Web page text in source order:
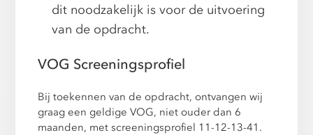
dit noodzakelijk is voor de uitvoering
van de opdracht.
VOG Screeningsprofiel
Bij toekennen van de opdracht, ontvangen wij
graag een geldige VOG, niet ouder dan 6
maanden, met screeningsprofiel 11-12-13-41.